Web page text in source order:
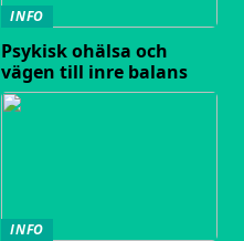
INFO
Psykisk ohälsa och
vägen till inre balans
INFO